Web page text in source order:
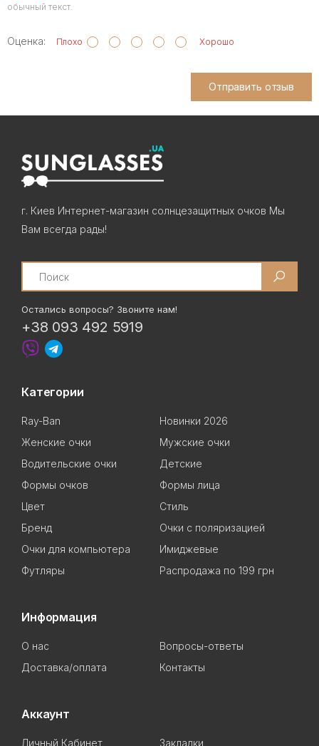
обычный текст.
Оценка: Плохо Хорошо
Отправить отзыв
г. Киев Интернет-магазин солнцезащитных очков Мы
Вам всегда рады!
Search
Остались вопросы? Звоните нам!
+38 093 492 5919
Категории
Ray-Ban
Новинки 2026
Женские очки
Мужские очки
Водительские очки
Детские
Формы очков
Формы лица
Цвет
Стиль
Бренд
Очки с поляризацией
Очки для компьютера
Имиджевые
Футляры
Распродажа по 199 грн
Информация
О нас
Вопросы-ответы
Доставка/оплата
Контакты
Аккаунт
Личный Кабинет Закладки